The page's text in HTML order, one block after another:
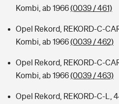
Kombi, ab 1966(0039 / 461)
Opel Rekord, REKORD-C-
Kombi, ab 1966(0039 / 462)
Opel Rekord, REKORD-C-
Kombi, ab 1966(0039 / 463)
Opel Rekord, REKORD-C-L,